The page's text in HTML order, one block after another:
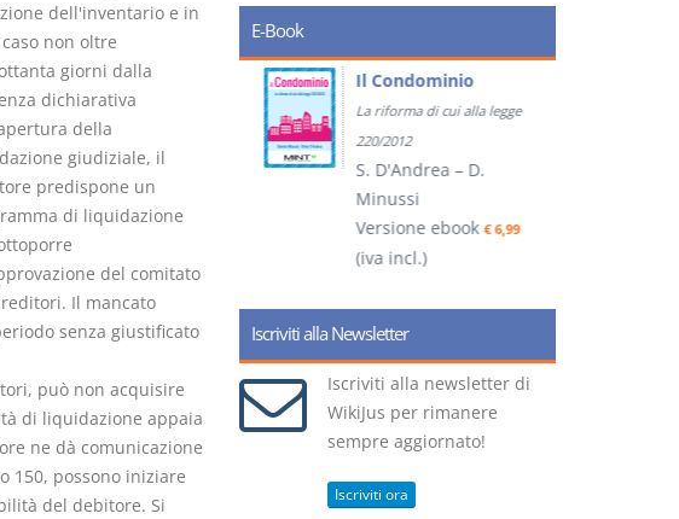
dell'inventario e in
non oltre
giorni dalla
dichiarativa
della
giudiziale, il
predispone un
di liquidazione
del comitato
Il mancato
senza giustificato
può non acquisire
di liquidazione appaia
ne dà comunicazione
150, possono iniziare
del debitore. Si
E-Book
I Singoli Contratti
D. Minussi
Versione ebook
(iva incl.)
Il Condominio
La riforma di cui alla legge
220/2012
S. D'Andrea – D.
Minussi
Versione ebook € 6,99
(iva incl.)
Iscriviti alla Newsletter
Iscriviti alla newsletter di
WikiJus per rimanere
sempre aggiornato!
Iscriviti ora